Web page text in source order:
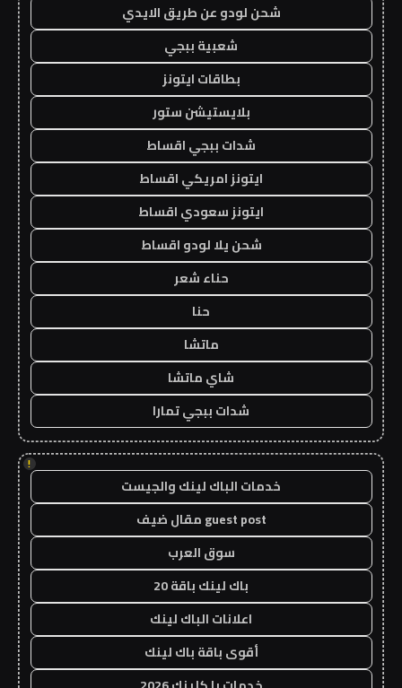
شحن لودو عن طريق الايدي
شعبية ببجي
بطاقات ايتونز
بلايستيشن ستور
شدات ببجي اقساط
ايتونز امريكي اقساط
ايتونز سعودي اقساط
شحن يلا لودو اقساط
حناء شعر
حنا
ماتشا
شاي ماتشا
شدات ببجي تمارا
!
خدمات الباك لينك والجيست
guest post مقال ضيف
سوق العرب
باك لينك باقة 20
اعلانات الباك لينك
أقوى باقة باك لينك